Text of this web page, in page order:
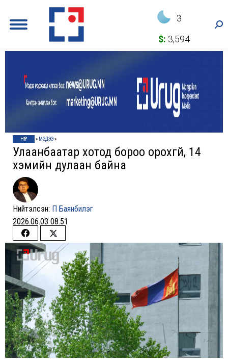
3
$: 3,594
НҮҮР » МЭДЭЭ»
Улаанбаатар хотод бороо орохгүй, 14
хэмийн дулаан байна
Нийтэлсэн: П Баянбилэг
2026.06.03 08:51
Share
on
Facebook
Share
on
Twitter